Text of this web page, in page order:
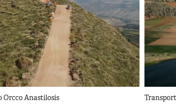
Orcco Anastilosis